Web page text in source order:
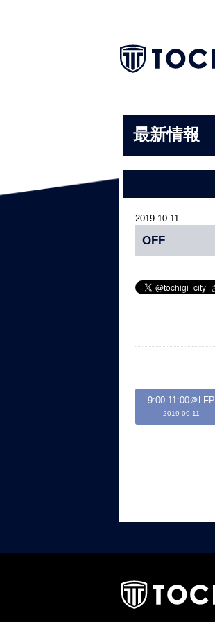
最新情報
2019.10.11
OFF
9:00-11:00＠LFP
2019-09-11